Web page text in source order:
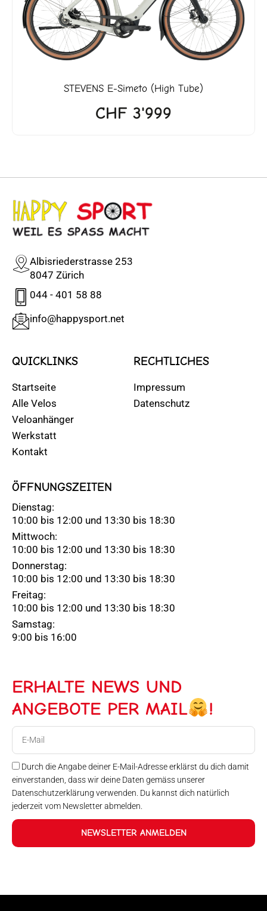
STEVENS E-Simeto (High Tube)
CHF 3'999
Albisriederstrasse 253
8047 Zürich
044 - 401 58 88
info@happysport.net
QUICKLINKS
Startseite
Alle Velos
Veloanhänger
Werkstatt
Kontakt
RECHTLICHES
Impressum
Datenschutz
ÖFFNUNGSZEITEN
Dienstag:
10:00 bis 12:00 und 13:30 bis 18:30
Mittwoch:
10:00 bis 12:00 und 13:30 bis 18:30
Donnerstag:
10:00 bis 12:00 und 13:30 bis 18:30
Freitag:
10:00 bis 12:00 und 13:30 bis 18:30
Samstag:
9:00 bis 16:00
ERHALTE NEWS UND
ANGEBOTE PER MAIL
!
Durch die Angabe deiner E-Mail-Adresse erklärst du dich damit
einverstanden, dass wir deine Daten gemäss unserer
Datenschutzerklärung verwenden. Du kannst dich natürlich
jederzeit vom Newsletter abmelden.
NEWSLETTER ANMELDEN